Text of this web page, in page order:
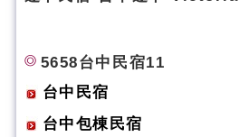
5658台中民宿11
台中民宿
台中包棟民宿